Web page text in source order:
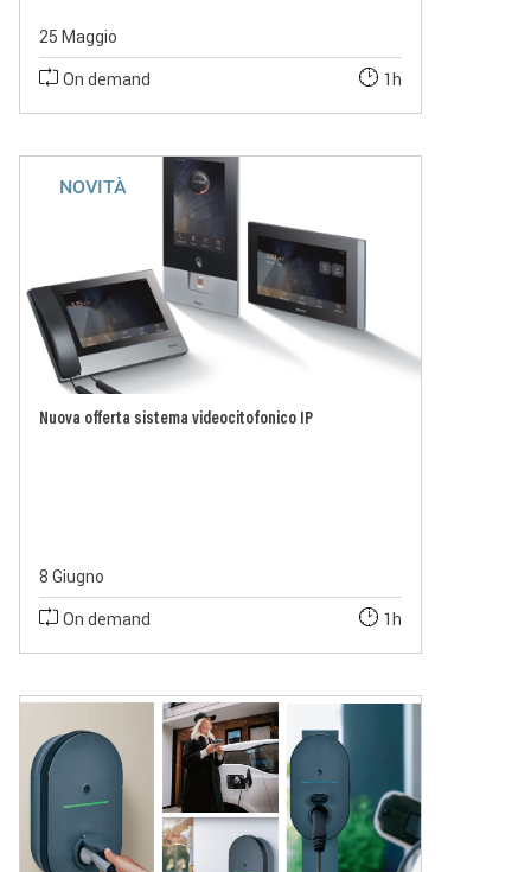
25 Maggio
On demand
1h
NOVITÀ
Nuova offerta sistema videocitofonico IP
8 Giugno
On demand
1h